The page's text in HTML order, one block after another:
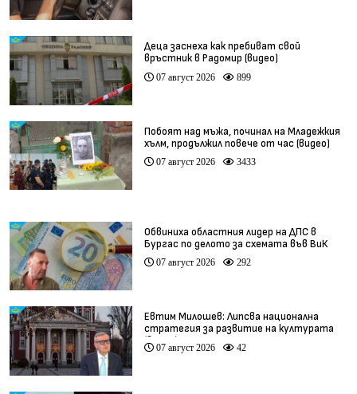
Деца заснеха как пребиват свой
връстник в Радомир (видео)
07 август 2026 899
Побоят над мъжа, починал на Младежкия
хълм, продължил повече от час (видео)
07 август 2026 3433
Обвиниха областния лидер на ДПС в
Бургас по делото за схемата във ВиК
07 август 2026 292
Евтим Милошев: Липсва национална
стратегия за развитие на културата
(видео)
07 август 2026 42